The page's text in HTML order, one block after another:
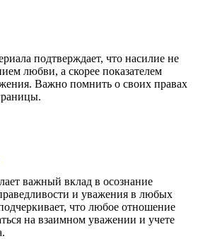
подтверждает, что насилие не
любви, а скорее показателем
Важно помнить о своих правах
важный вклад в осознание
и уважения в любых
что любое отношение
на взаимном уважении и учете